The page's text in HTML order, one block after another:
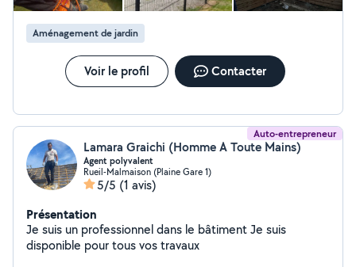
Aménagement de jardin
Voir le profil Contacter
Auto-entrepreneur
Lamara Graichi (Homme A Toute Mains)
Agent polyvalent
Rueil-Malmaison (Plaine Gare 1)
5/5 (1 avis)
Présentation
Je suis un professionnel dans le bâtiment Je suis
disponible pour tous vos travaux